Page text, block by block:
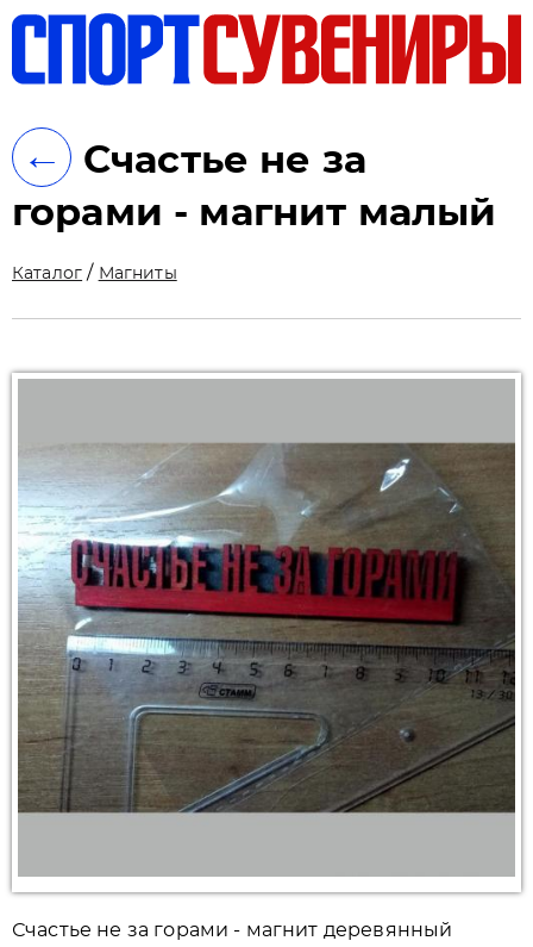
←
Счастье не за
горами - магнит малый
Каталог / Магниты
Счастье не за горами - магнит деревянный